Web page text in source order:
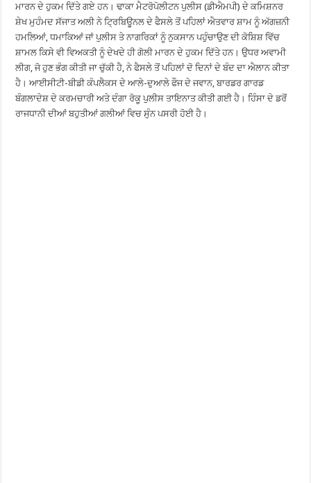
ਮਾਰਨ ਦੇ ਹੁਕਮ ਦਿੱਤੇ ਗਏ ਹਨ। ਢਾਕਾ ਮੈਟਰੋਪੋਲੀਟਨ ਪੁਲੀਸ (ਡੀਐਮਪੀ) ਦੇ ਕਮਿਸ਼ਨਰ
ਸ਼ੇਖ ਮੁਹੰਮਦ ਸੱਜਾਤ ਅਲੀ ਨੇ ਟ੍ਰਿਬਿਊਨਲ ਦੇ ਫੈਸਲੇ ਤੋਂ ਪਹਿਲਾਂ ਐਤਵਾਰ ਸ਼ਾਮ ਨੂੰ ਅੱਗਜ਼ਨੀ
ਹਮਲਿਆਂ, ਧਮਾਕਿਆਂ ਜਾਂ ਪੁਲੀਸ ਤੇ ਨਾਗਰਿਕਾਂ ਨੂੰ ਨੁਕਸਾਨ ਪਹੁੰਚਾਉਣ ਦੀ ਕੋਸ਼ਿਸ਼ ਵਿੱਚ
ਸ਼ਾਮਲ ਕਿਸੇ ਵੀ ਵਿਅਕਤੀ ਨੂੰ ਦੇਖਦੇ ਹੀ ਗੋਲੀ ਮਾਰਨ ਦੇ ਹੁਕਮ ਦਿੱਤੇ ਹਨ। ਉਧਰ ਅਵਾਮੀ
ਲੀਗ, ਜੋ ਹੁਣ ਭੰਗ ਕੀਤੀ ਜਾ ਚੁੱਕੀ ਹੈ, ਨੇ ਫੈਸਲੇ ਤੋਂ ਪਹਿਲਾਂ ਦੋ ਦਿਨਾਂ ਦੇ ਬੰਦ ਦਾ ਐਲਾਨ ਕੀਤਾ
ਹੈ। ਆਈਸੀਟੀ-ਬੀਡੀ ਕੰਪਲੈਕਸ ਦੇ ਆਲੇ-ਦੁਆਲੇ ਫੌਜ ਦੇ ਜਵਾਨ, ਬਾਰਡਰ ਗਾਰਡ
ਬੰਗਲਾਦੇਸ਼ ਦੇ ਕਰਮਚਾਰੀ ਅਤੇ ਦੰਗਾ ਰੋਕੂ ਪੁਲੀਸ ਤਾਇਨਾਤ ਕੀਤੀ ਗਈ ਹੈ। ਹਿੰਸਾ ਦੇ ਡਰੋਂ
ਰਾਜਧਾਨੀ ਦੀਆਂ ਬਹੁਤੀਆਂ ਗਲੀਆਂ ਵਿਚ ਸੁੰਨ ਪਸਰੀ ਹੋਈ ਹੈ।